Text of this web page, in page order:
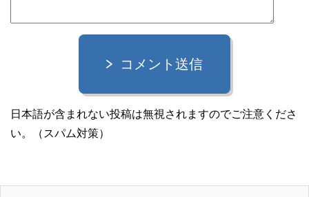
コメント送信
日本語が含まれない投稿は無視されますのでご注意くださ
い。（スパム対策）